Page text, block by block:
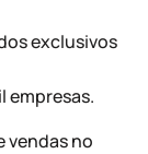
exclusivos
empresas.
vendas no